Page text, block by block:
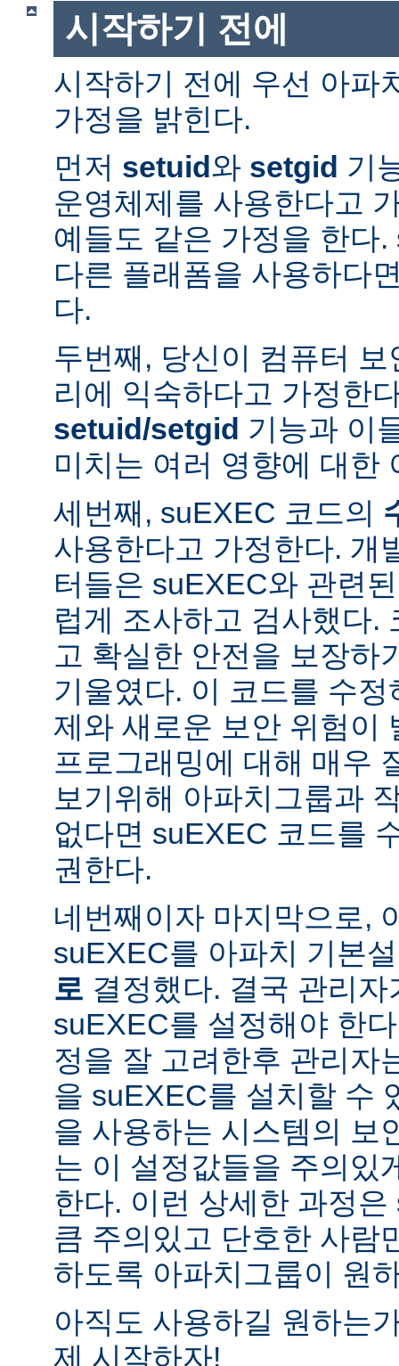
시작하기 전에
시작하기 전에 우선 아파
가정을 밝힌다.
먼저 setuid와 setgid 기
운영체제를 사용한다고
예들도 같은 가정을 한다
다른 플래폼을 사용하다
다.
두번째, 당신이 컴퓨터
리에 익숙하다고 가정한
setuid/setgid 기능과 이
미치는 여러 영향에 대한
세번째, suEXEC 코드의
사용한다고 가정한다. 개
터들은 suEXEC와 관련
럽게 조사하고 검사했다.
고 확실한 안전을 보장하
기울였다. 이 코드를 수
제와 새로운 보안 위험이
프로그래밍에 대해 매우
보기위해 아파치그룹과
없다면 suEXEC 코드를
권한다.
네번째이자 마지막으로,
suEXEC를 아파치 기본
로 결정했다. 결국 관리
suEXEC를 설정해야 한
정을 잘 고려한후 관리자
을 suEXEC를 설치할 수
을 사용하는 시스템의 보
는 이 설정값들을 주의있
한다. 이런 상세한 과정
큼 주의있고 단호한 사람
하도록 아파치그룹이 원
아직도 사용하길 원하는
제 시작하자!